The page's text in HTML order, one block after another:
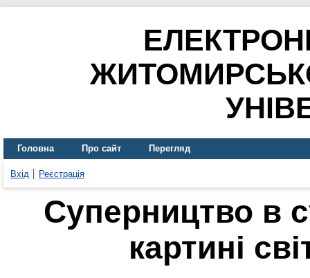
Головна Про сайт Перегляд
Вхід Реєстрація
Суперництво в
картині